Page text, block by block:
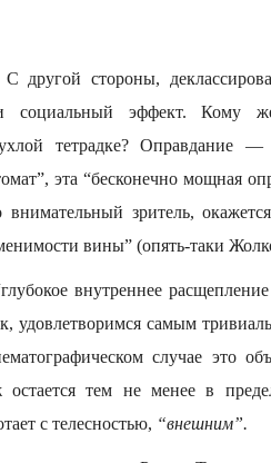
другой стороны,
социальный эффект. Кому
тетрадке? Оправдание
эта “бесконечно мощная
внимательный зритель,
вины” (опять-таки
внутреннее
удовлетворимся самым
случае это
остается тем не менее в
с телесностью, “внешним”.